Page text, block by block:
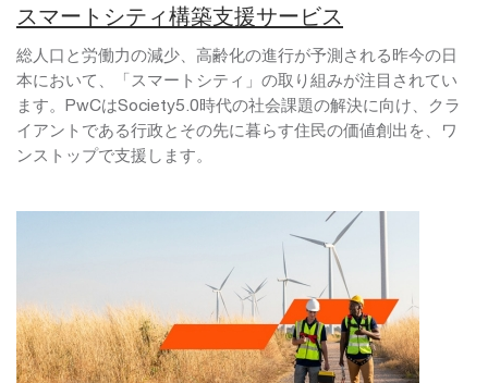
スマートシティ構築支援サービス
総人口と労働力の減少、高齢化の進行が予測される昨今の日
本において、「スマートシティ」の取り組みが注目されてい
ます。PwCはSociety5.0時代の社会課題の解決に向け、クラ
イアントである行政とその先に暮らす住民の価値創出を、ワ
ンストップで支援します。